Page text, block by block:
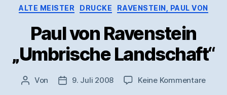
Kategorien
ALTE MEISTER DRUCKE RAVENSTEIN, PAUL VON
Paul von Ravenstein
„Umbrische Landschaft“
Beitragsautor
Von Veröffentlichungsdatum
9. Juli 2008 Keine Kommentarezu